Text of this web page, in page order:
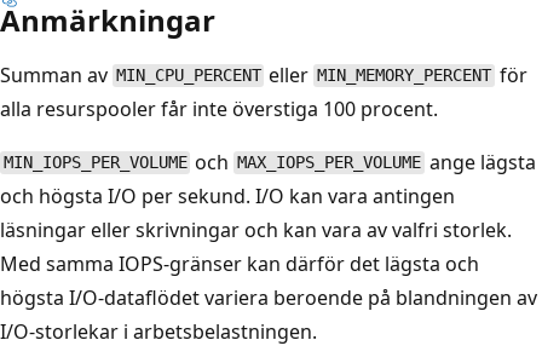
Anmärkningar
Summan av MIN_CPU_PERCENT eller MIN_MEMORY_PERCENT för
alla resurspooler får inte överstiga 100 procent.
MIN_IOPS_PER_VOLUME och MAX_IOPS_PER_VOLUME ange lägsta
och högsta I/O per sekund. I/O kan vara antingen
läsningar eller skrivningar och kan vara av valfri storlek.
Med samma IOPS-gränser kan därför det lägsta och
högsta I/O-dataflödet variera beroende på blandningen av
I/O-storlekar i arbetsbelastningen.